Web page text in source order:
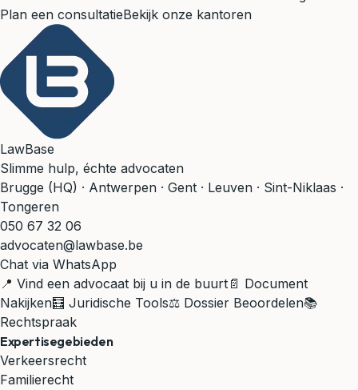
Plan een consultatieBekijk onze kantoren
LawBase
Slimme hulp, échte advocaten
Brugge (HQ) · Antwerpen · Gent · Leuven · Sint-Niklaas ·
Tongeren
050 67 32 06
advocaten@lawbase.be
Chat via WhatsApp
📍 Vind een advocaat bij u in de buurt 📄 Document
Nakijken🧮 Juridische Tools⚖️ Dossier Beoordelen📚
Rechtspraak
Expertisegebieden
Verkeersrecht
Familierecht